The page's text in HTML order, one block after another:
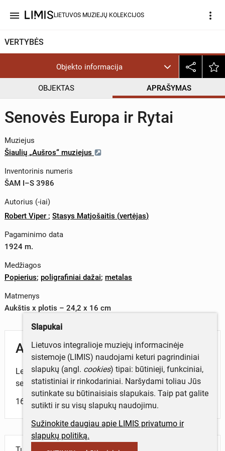
menu LIETUVOS MUZIEJŲ KOLEKCIJOS more_vert
VERTYBĖS
Objekto informacija
OBJEKTAS APRAŠYMAS
Senovės Europa ir Rytai
Muziejus
Šiaulių „Aušros“ muziejus
Inventorinis numeris
ŠAM I–S 3986
Autorius (-iai)
Robert Viper ; Stasys Matjošaitis (vertėjas)
Pagaminimo data
1924 m.
Medžiagos
Popierius; poligrafiniai dažai; metalas
Matmenys
Aukštis x plotis – 24,2 x 16 cm
Aprašymas
Leidinyje aptariama Europos, Afrikos ir Azijos šalių
senovės civilizacijų istorija.
160 p. 8 antspaudai.
Slapukai
Lietuvos integralioje muziejų informacinėje
sistemoje (LIMIS) naudojami keturi pagrindiniai
slapukų (angl. cookies) tipai: būtinieji, funkciniai,
statistiniai ir rinkodariniai. Naršydami toliau Jūs
sutinkate su būtinaisiais slapukais. Taip pat galite
sutikti ir su visų slapukų naudojimu.
Sužinokite daugiau apie LIMIS privatumo ir
slapukų politiką.